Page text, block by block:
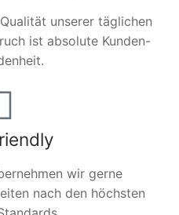
unserer täglichen
ist absolute Kunden-
wir gerne
nach den höchsten